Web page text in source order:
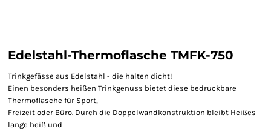
Edelstahl-Thermoflasche TMFK-750
Trinkgefässe aus Edelstahl - die halten dicht!
Einen besonders heißen Trinkgenuss bietet diese bedruckbare
Thermoflasche für Sport,
Freizeit oder Büro. Durch die Doppelwandkonstruktion bleibt Heißes
lange heiß und